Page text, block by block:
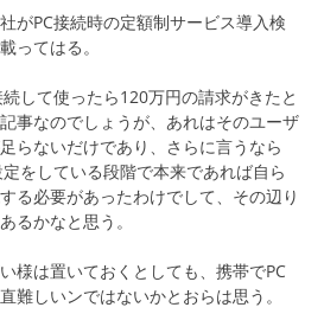
がPC接続時の定額制サービス導入検
ってはる。
して使ったら120万円の請求がきたと
事なのでしょうが、あれはそのユーザ
らないだけであり、さらに言うなら
をしている段階で本来であれば自ら
る必要があったわけでして、その辺り
るかなと思う。
様は置いておくとしても、携帯でPC
難しいンではないかとおらは思う。